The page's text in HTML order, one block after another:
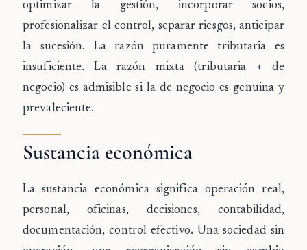
optimizar la gestión, incorporar socios,
profesionalizar el control, separar riesgos, anticipar
la sucesión. La razón puramente tributaria es
insuficiente. La razón mixta (tributaria + de
negocio) es admisible si la de negocio es genuina y
prevaleciente.
Sustancia económica
La sustancia económica significa operación real,
personal, oficinas, decisiones, contabilidad,
documentación, control efectivo. Una sociedad sin